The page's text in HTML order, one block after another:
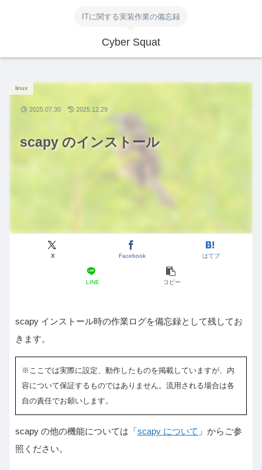
ITに関する実装作業の備忘録
Cyber Squat
scapy のインストール
linux
X Facebook はてブ
LINE コピー
2025.07.30 2025.12.29
scapy インストール時の作業ログを備忘録として残してお
きます。
※ここでは実際に設定、動作したものを掲載していますが、内
容について保証するものではありません。流用される場合は各
自の責任でお願いします。
scapy の他の機能については「scapy について 」からご参
照ください。